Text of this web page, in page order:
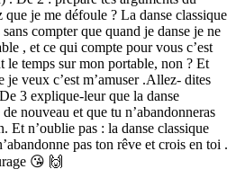
que je me défoule ? La danse classique
compter que quand je danse je ne
, et ce qui compte pour vous c’est
le temps sur mon portable, non ? Et
je veux c’est m’amuser .Allez- dites
3 explique-leur que la danse
nouveau et que tu n’abandonneras
Et n’oublie pas : la danse classique
pas ton rêve et crois en toi .
😘 🙌